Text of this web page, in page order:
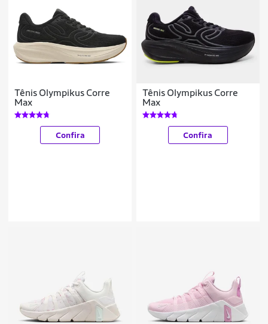
Tênis Olympikus Corre
Max
Confira
Tênis Olympikus Corre
Max
Confira